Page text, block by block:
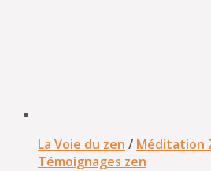
La Voie du zen / Méditation
Témoignages zen